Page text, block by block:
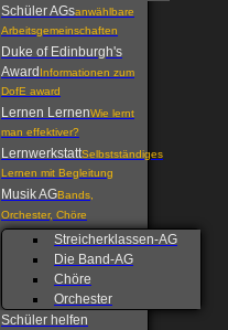
Schüler AGsanwählbare
Arbeitsgemeinschaften
Duke of Edinburgh's
Award Informationen zum
DofE award
Lernen LernenWie lernt
man effektiver?
LernwerkstattSelbstständiges
Lernen mit Begleitung
Musik AGBands,
Orchester, Chöre
Streicherklassen-AG
Die Band-AG
Chöre
Orchester
Schüler helfen